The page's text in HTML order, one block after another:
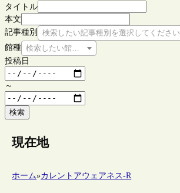
タイトル
本文
記事種別
検索したい記事種別を選択してください
館種 検索したい館種を選択してください
投稿日
～
検索
現在地
ホーム»カレントアウェアネス-R